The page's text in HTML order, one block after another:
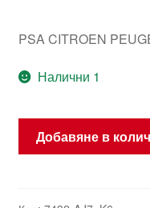
PSA CITROEN
Налични 1
количество
Добавяне в